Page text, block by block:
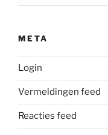
META
Login
Vermeldingen feed
Reacties feed